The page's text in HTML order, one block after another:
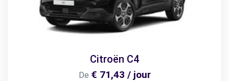
Citroën C4
De € 71,43 / jour